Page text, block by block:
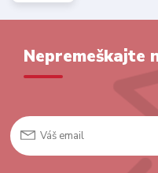
Nepremeškajte